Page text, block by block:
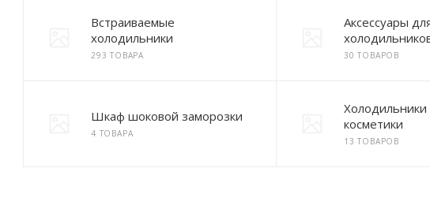
Встраиваемые
холодильники
293 ТОВАРА
Аксессуары
30 ТОВАРОВ
Шкаф шоковой заморозки
4 ТОВАРА
Холодильники
косметики
13 ТОВАРОВ